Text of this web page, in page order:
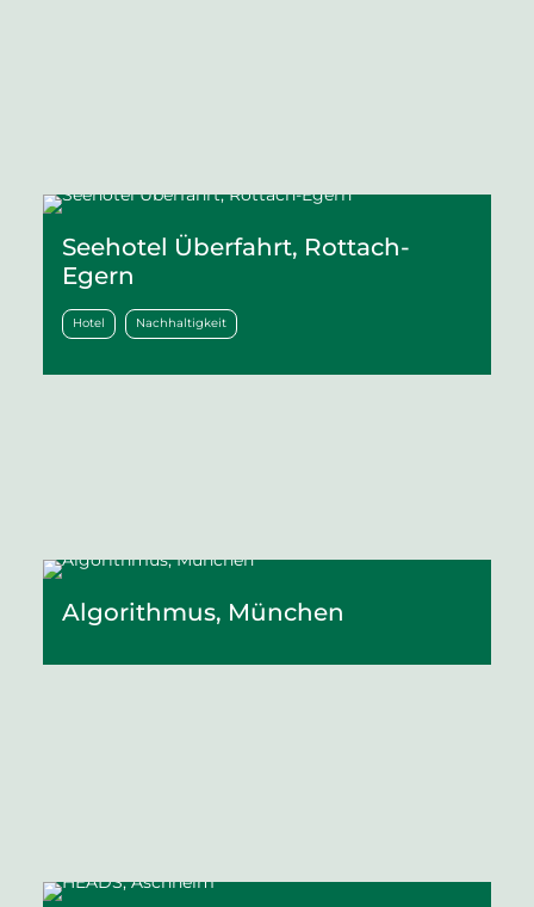
Seehotel Überfahrt, Rottach-
Egern
Hotel Nachhaltigkeit
Algorithmus, München